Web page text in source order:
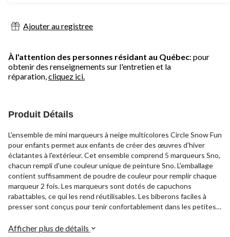
Ajouter au registree
À l'attention des personnes résidant au Québec: pour
obtenir des renseignements sur l'entretien et la
réparation,cliquez ici.
Produit Détails
L'ensemble de mini marqueurs à neige multicolores Circle Snow Fun
pour enfants permet aux enfants de créer des œuvres d'hiver
éclatantes à l'extérieur. Cet ensemble comprend 5 marqueurs Sno,
chacun rempli d'une couleur unique de peinture Sno. L'emballage
contient suffisamment de poudre de couleur pour remplir chaque
marqueur 2 fois. Les marqueurs sont dotés de capuchons
rabattables, ce qui les rend réutilisables. Les biberons faciles à
presser sont conçus pour tenir confortablement dans les petites
Afficher plus de détails